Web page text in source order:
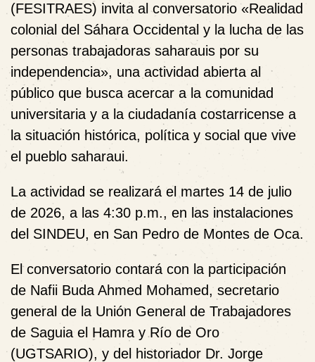
(FESITRAES) invita al conversatorio«Realidad
colonial del Sáhara Occidental y la lucha de las
personas trabajadoras saharauis por su
independencia», una actividad abierta al
público que busca acercar a la comunidad
universitaria y a la ciudadanía costarricense a
la situación histórica, política y social que vive
el pueblo saharaui.
La actividad se realizará el martes 14 de julio
de 2026, a las 4:30 p.m., en las instalaciones
del SINDEU, en San Pedro de Montes de Oca.
El conversatorio contará con la participación
de Nafii Buda Ahmed Mohamed, secretario
general de la Unión General de Trabajadores
de Saguia el Hamra y Río de Oro
(UGTSARIO), y del historiador Dr. Jorge